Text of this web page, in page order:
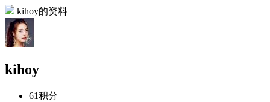
kihoy的资料
kihoy
61积分